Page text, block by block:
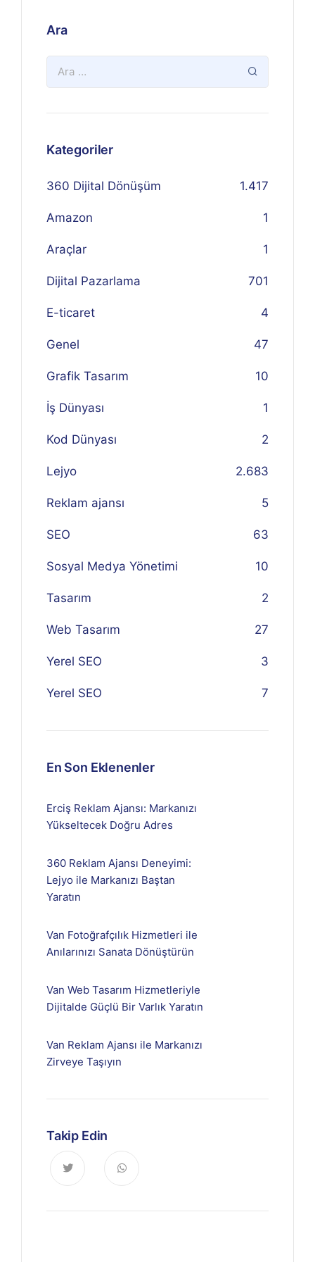
Ara
Kategoriler
360 Dijital Dönüşüm 1.417
Amazon 1
Araçlar 1
Dijital Pazarlama 701
E-ticaret 4
Genel 47
Grafik Tasarım 10
İş Dünyası 1
Kod Dünyası 2
Lejyo 2.683
Reklam ajansı 5
SEO 63
Sosyal Medya Yönetimi 10
Tasarım 2
Web Tasarım 27
Yerel SEO 3
Yerel SEO 7
En Son Eklenenler
Erciş Reklam Ajansı: Markanızı
Yükseltecek Doğru Adres
360 Reklam Ajansı Deneyimi:
Lejyo ile Markanızı Baştan
Yaratın
Van Fotoğrafçılık Hizmetleri ile
Anılarınızı Sanata Dönüştürün
Van Web Tasarım Hizmetleriyle
Dijitalde Güçlü Bir Varlık Yaratın
Van Reklam Ajansı ile Markanızı
Zirveye Taşıyın
Takip Edin